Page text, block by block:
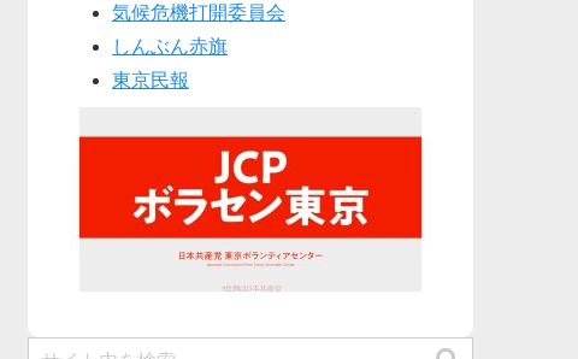
気候危機打開委員会
しんぶん赤旗
東京民報